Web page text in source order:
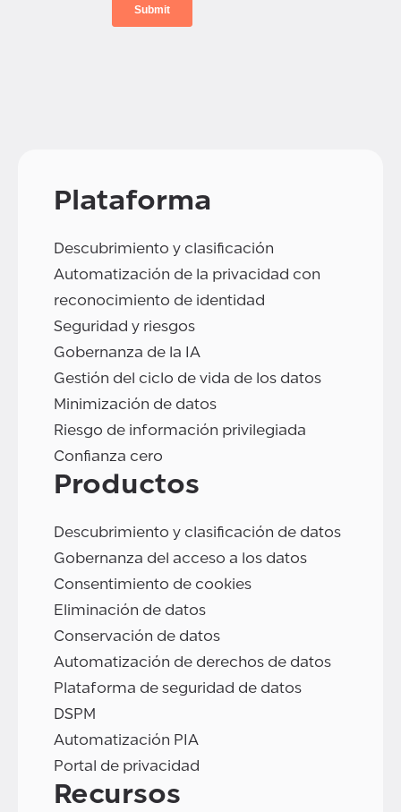
Plataforma
Descubrimiento y clasificación
Automatización de la privacidad con
reconocimiento de identidad
Seguridad y riesgos
Gobernanza de la IA
Gestión del ciclo de vida de los datos
Minimización de datos
Riesgo de información privilegiada
Confianza cero
Productos
Descubrimiento y clasificación de datos
Gobernanza del acceso a los datos
Consentimiento de cookies
Eliminación de datos
Conservación de datos
Automatización de derechos de datos
Plataforma de seguridad de datos
DSPM
Automatización PIA
Portal de privacidad
Recursos